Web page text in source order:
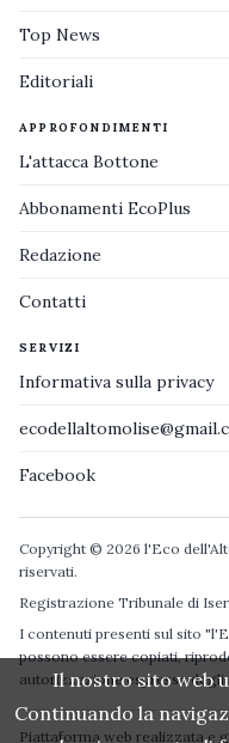
Top News
Editoriali
APPROFONDIMENTI
L'attacca Bottone
Abbonamenti EcoPlus
Redazione
Contatti
SERVIZI
Informativa sulla privacy
Facebook
Copyright © 2026 l'Eco
riservati.
Registrazione Tribunale di
I contenuti presenti sul sito
possono essere copiati,
autorizzazione espressa degli
Piattaforma web realizzata e
Il nostro sito web
Continuando la